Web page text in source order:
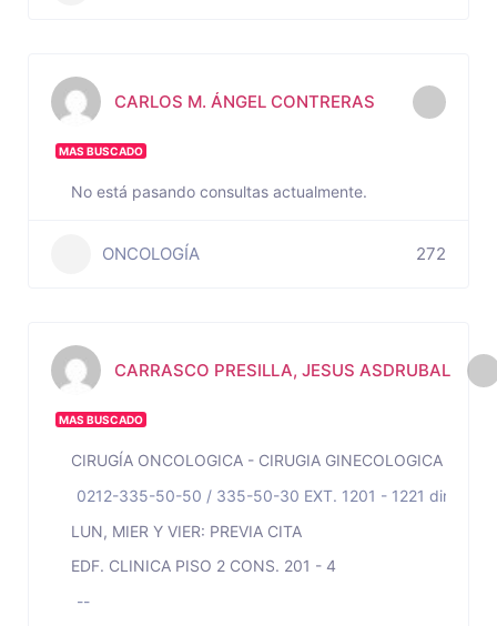
CARLOS M. ÁNGEL CONTRERAS
MAS BUSCADO
No está pasando consultas actualmente.
ONCOLOGÍA 272
CARRASCO PRESILLA, JESUS ASDRUBAL
MAS BUSCADO
CIRUGÍA ONCOLOGICA - CIRUGIA GINECOLOGICA -
0212-335-50-50 / 335-50-30 EXT. 1201 - 1221 directo
LUN, MIER Y VIER: PREVIA CITA
EDF. CLINICA PISO 2 CONS. 201 - 4
--